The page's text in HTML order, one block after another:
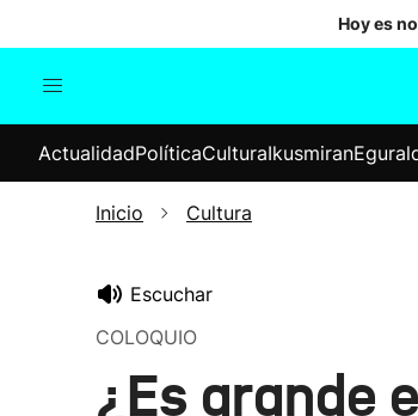
Hoy es
Internacional
Elecciones
ActualidadPolíticaCulturaIkusmiran
Inicio Cultura
Escuchar
COLOQUIO
¿Es grande